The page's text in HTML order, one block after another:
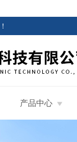
！
产品中心